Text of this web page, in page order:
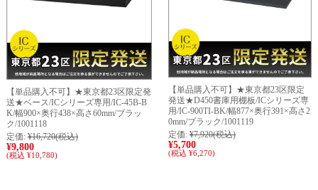
【単品購入不可】★東京都23区限定発
送★ベース/ICシリーズ専用/IC-45B-B
K/幅900×奥行438×高さ60mm/ブラッ
ク/1001118
定価: ¥16,720(税込)
¥9,800
(税込 ¥10,780)
【単品購入不可】★東京都23区限定
発送★D450書庫用棚板/ICシリーズ専
用/IC-900TI-BK/幅877×奥行391×高さ2
0mm/ブラック/1001119
定価: ¥7,920(税込)
¥5,700
(税込 ¥6,270)